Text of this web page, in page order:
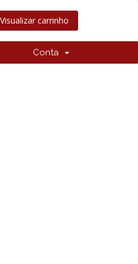
Visualizar carrinho
Conta